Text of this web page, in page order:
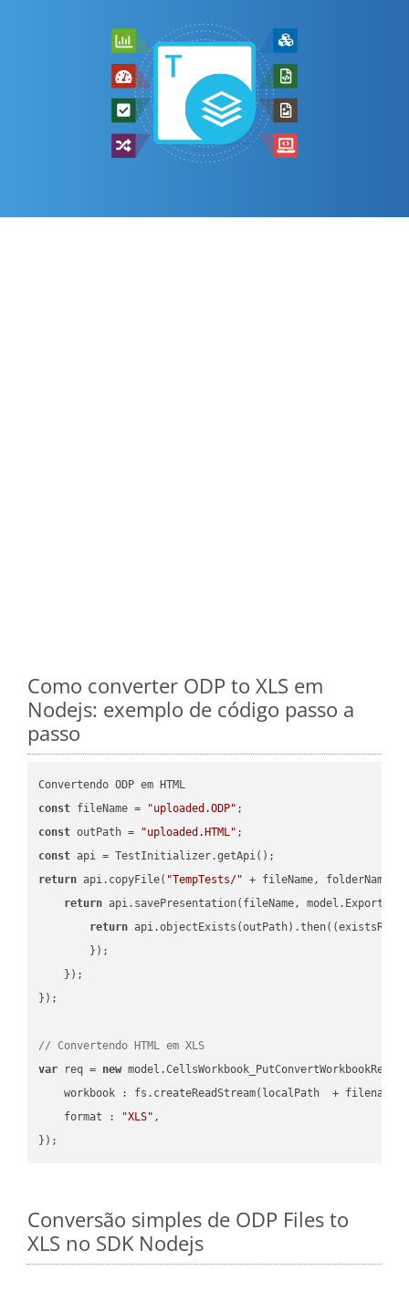
Como converter ODP to XLS em
Nodejs: exemplo de código passo a
passo
const fileName = "uploaded.ODP"
const outPath = "uploaded.HTML"
const
return api.copyFile( "TempTests/" + fileName, folderName +
return api.savePresentation(fileName,
return api.objectExists(outPath).then( (
        });
    });
});
// Convertendo HTML em XLS
var req = new
workbook : fs.createReadStream(localPath  + filename
format : "XLS" ,
Conversão simples de ODP Files to
XLS no SDK Nodejs